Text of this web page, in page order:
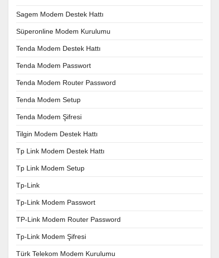
Sagem Modem Destek Hattı
Süperonline Modem Kurulumu
Tenda Modem Destek Hattı
Tenda Modem Passwort
Tenda Modem Router Password
Tenda Modem Setup
Tenda Modem Şifresi
Tilgin Modem Destek Hattı
Tp Link Modem Destek Hattı
Tp Link Modem Setup
Tp-Link
Tp-Link Modem Passwort
TP-Link Modem Router Password
Tp-Link Modem Şifresi
Türk Telekom Modem Kurulumu